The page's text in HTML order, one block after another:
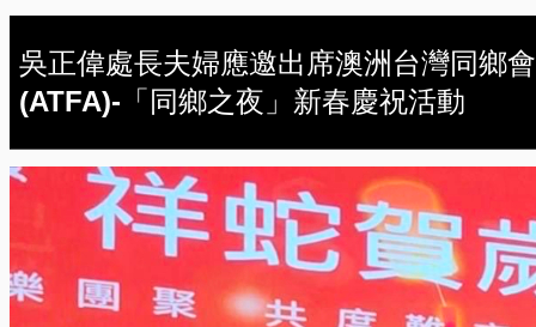
吳正偉處長夫婦應邀出席澳洲台灣同鄉會
(ATFA)-「同鄉之夜」新春慶祝活動